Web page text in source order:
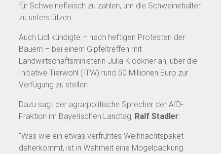
für Schweinefleisch zu zahlen, um die Schweinehalter
zu unterstützen.
Auch Lidl kündigte – nach heftigen Protesten der
Bauern – bei einem Gipfeltreffen mit
Landwirtschaftsministerin Julia Klöckner an, über die
Initiative Tierwohl (ITW) rund 50 Millionen Euro zur
Verfügung zu stellen.
Dazu sagt der agrarpolitische Sprecher der AfD-
Fraktion im Bayerischen Landtag, Ralf Stadler:
“Was wie ein etwas verfrühtes Weihnachtspaket
daherkommt, ist in Wahrheit eine Mogelpackung.